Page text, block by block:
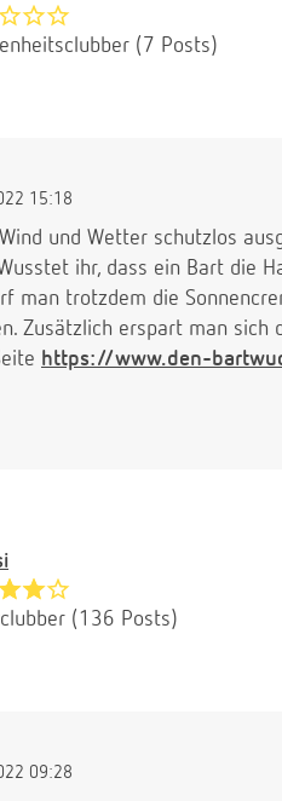
(7 Posts)
15:18
und Wetter schutzlos
ihr, dass ein Bart die
man trotzdem die
Zusätzlich erspart man sich
https://www.den-
(136 Posts)
09:28